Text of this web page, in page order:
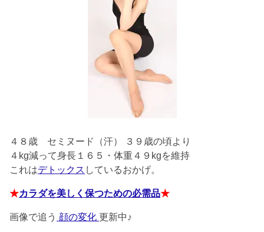
４８歳 セミヌード（汗） ３９歳の頃より
４kg減って身長１６５・体重４９kgを維持
これはデトックス しているおかげ。
★カラダを美しく保つための必需品★
画像で追う 顔の変化 更新中♪